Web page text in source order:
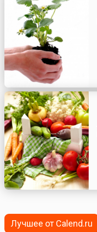
Лучшее от Calend.ru